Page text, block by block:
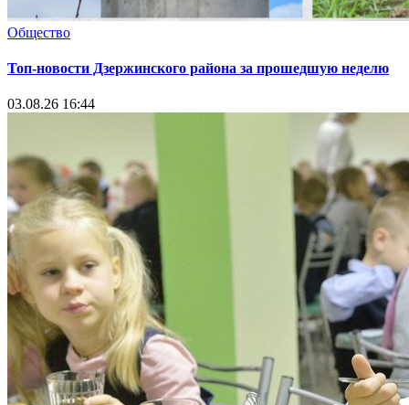
Общество
Топ-новости Дзержинского района за прошедшую неделю
03.08.26 16:44